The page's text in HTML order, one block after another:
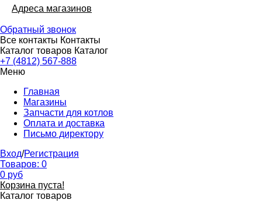
Адреса магазинов
Обратный звонок
Все контакты Контакты
Каталог товаров Каталог
+7 (4812) 567-888
Меню
Главная
Магазины
Запчасти для котлов
Оплата и доставка
Письмо директору
Вход/Регистрация
Товаров: 0
0 руб
Корзина пуста!
Каталог товаров